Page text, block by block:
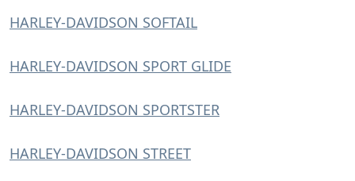
HARLEY-DAVIDSON SOFTAIL
HARLEY-DAVIDSON SPORT GLIDE
HARLEY-DAVIDSON SPORTSTER
HARLEY-DAVIDSON STREET